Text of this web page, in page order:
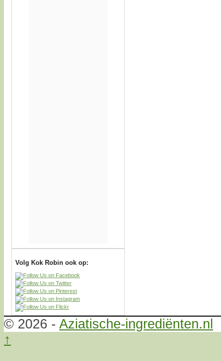
Volg Kok Robin ook op:
© 2026 - Aziatische-ingrediënten.nl
↑